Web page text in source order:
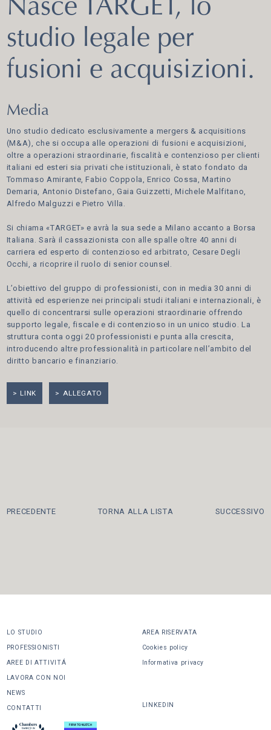
Nasce TARGET, lo
studio legale per
fusioni e acquisizioni.
Media
Uno studio dedicato esclusivamente a mergers & acquisitions
(M&A), che si occupa alle operazioni di fusioni e acquisizioni,
oltre a operazioni straordinarie, fiscalità e contenzioso per clienti
italiani ed esteri sia privati che istituzionali, è stato fondato da
Tommaso Amirante, Fabio Coppola, Enrico Cossa, Martino
Demaria, Antonio Distefano, Gaia Guizzetti, Michele Malfitano,
Alfredo Malguzzi e Pietro Villa.
Si chiama «TARGET» e avrà la sua sede a Milano accanto a Borsa
Italiana. Sarà il cassazionista con alle spalle oltre 40 anni di
carriera ed esperto di contenzioso ed arbitrato, Cesare Degli
Occhi, a ricoprire il ruolo di senior counsel.
L’obiettivo del gruppo di professionisti, con in media 30 anni di
attività ed esperienze nei principali studi italiani e internazionali, è
quello di concentrarsi sulle operazioni straordinarie offrendo
supporto legale, fiscale e di contenzioso in un unico studio. La
struttura conta oggi 20 professionisti e punta alla crescita,
introducendo altre professionalità in particolare nell’ambito del
diritto bancario e finanziario.
LINK ALLEGATO
PRECEDENTE TORNA ALLA LISTA SUCCESSIVO
LO STUDIO
PROFESSIONISTI
AREE DI ATTIVITÁ
LAVORA CON NOI
NEWS
CONTATTI
AREA RISERVATA
Cookies policy
Informativa privacy
LINKEDIN